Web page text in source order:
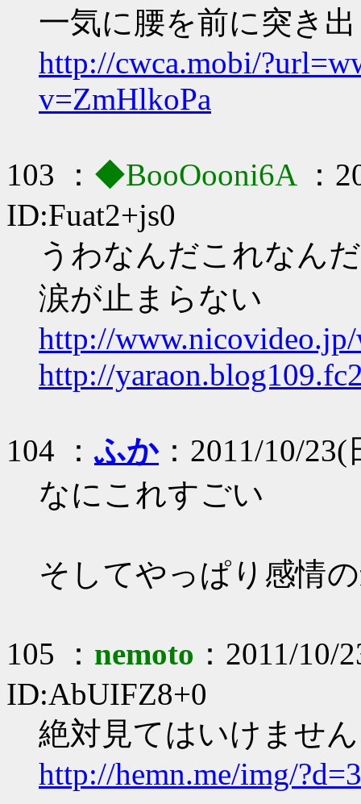
一気に腰を前に突き
http://cwca.mobi/
v=ZmHlkoPa
103 ： ◆BooOooni6A
：
ID:Fuat2+js0
うわなんだこれなん
涙が止まらない
http://
http://
104 ：ふか：2011/10/23(
なにこれすごい
そしてやっぱり感情
105 ： nemoto ：2011/10/
ID:AbUIFZ8+0
絶対見てはいけませ
http://hemn.me/img/